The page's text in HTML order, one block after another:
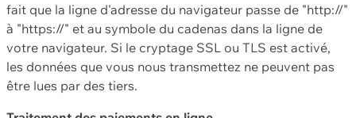
fait que la ligne d'adresse du navigateur passe de "http://"
à "https://" et au symbole du cadenas dans la ligne de
votre navigateur. Si le cryptage SSL ou TLS est activé,
les données que vous nous transmettez ne peuvent pas
être lues par des tiers.